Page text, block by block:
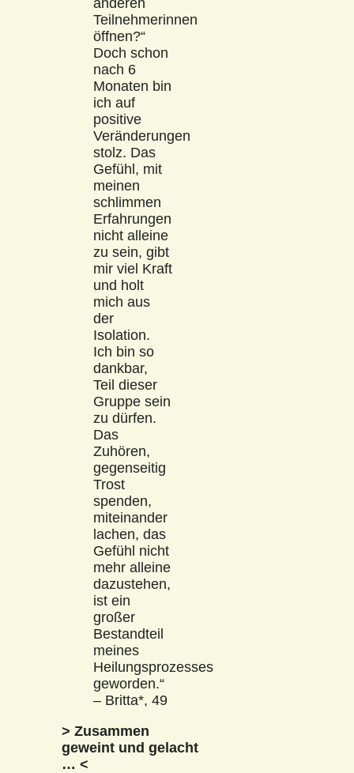
anderen
Teilnehmerinnen
öffnen?“
Doch schon
nach 6
Monaten bin
ich auf
positive
Veränderungen
stolz. Das
Gefühl, mit
meinen
schlimmen
Erfahrungen
nicht alleine
zu sein, gibt
mir viel Kraft
und holt
mich aus
der
Isolation.
Ich bin so
dankbar,
Teil dieser
Gruppe sein
zu dürfen.
Das
Zuhören,
gegenseitig
Trost
spenden,
miteinander
lachen, das
Gefühl nicht
mehr alleine
dazustehen,
ist ein
großer
Bestandteil
meines
Heilungsprozesses
geworden.“
– Britta*, 49
> Zusammen
geweint und gelacht
… <